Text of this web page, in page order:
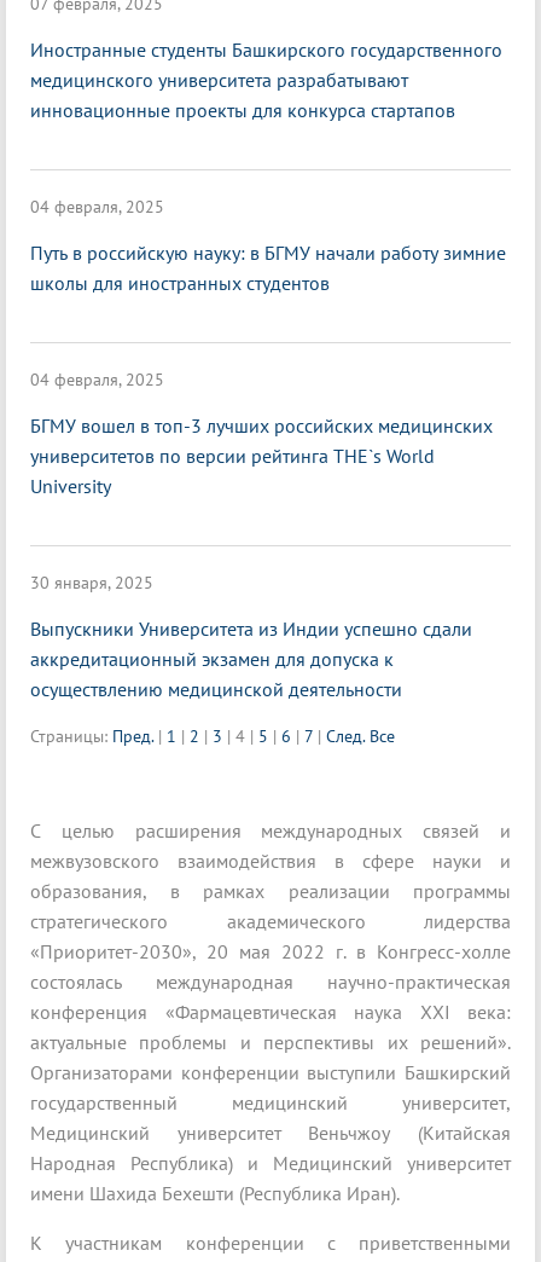
Иностранные студенты Башкирского государственного
медицинского университета разрабатывают
инновационные проекты для конкурса стартапов
04 февраля, 2025
Путь в российскую науку: в БГМУ начали работу зимние
школы для иностранных студентов
04 февраля, 2025
БГМУ вошел в топ-3 лучших российских медицинских
университетов по версии рейтинга THE`s World
University
30 января, 2025
Выпускники Университета из Индии успешно сдали
аккредитационный экзамен для допуска к
осуществлению медицинской деятельности
Страницы: Пред. | 1 | 2 | 3 | 4 | 5 | 6 | 7 | След. Все
С целью расширения международных связей и
межвузовского взаимодействия в сфере науки и
образования, в рамках реализации программы
стратегического академического лидерства
«Приоритет-2030», 20 мая 2022 г. в Конгресс-холле
состоялась международная научно-практическая
конференция «Фармацевтическая наука XXI века:
актуальные проблемы и перспективы их решений».
Организаторами конференции выступили Башкирский
государственный медицинский университет,
Медицинский университет Веньчжоу (Китайская
Народная Республика) и Медицинский университет
имени Шахида Бехешти (Республика Иран).
К участникам конференции с приветственными